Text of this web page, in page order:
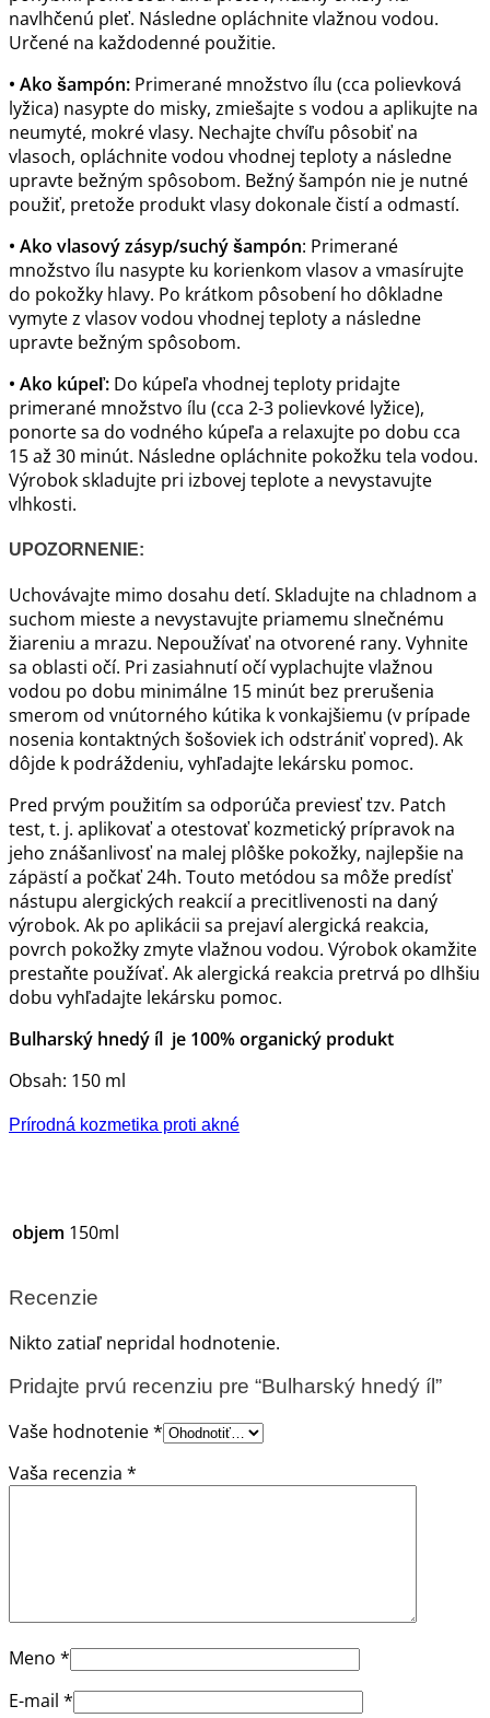
navlhčenú pleť. Následne opláchnite vlažnou vodou.
Určené na každodenné použitie.
• Ako šampón: Primerané množstvo ílu (cca polievková
lyžica) nasypte do misky, zmiešajte s vodou a aplikujte na
neumyté, mokré vlasy. Nechajte chvíľu pôsobiť na
vlasoch, opláchnite vodou vhodnej teploty a následne
upravte bežným spôsobom. Bežný šampón nie je nutné
použiť, pretože produkt vlasy dokonale čistí a odmastí.
• Ako vlasový zásyp/suchý šampón: Primerané
množstvo ílu nasypte ku korienkom vlasov a vmasírujte
do pokožky hlavy. Po krátkom pôsobení ho dôkladne
vymyte z vlasov vodou vhodnej teploty a následne
upravte bežným spôsobom.
• Ako kúpeľ: Do kúpeľa vhodnej teploty pridajte
primerané množstvo ílu (cca 2-3 polievkové lyžice),
ponorte sa do vodného kúpeľa a relaxujte po dobu cca
15 až 30 minút. Následne opláchnite pokožku tela vodou.
Výrobok skladujte pri izbovej teplote a nevystavujte
vlhkosti.
UPOZORNENIE:
Uchovávajte mimo dosahu detí. Skladujte na chladnom a
suchom mieste a nevystavujte priamemu slnečnému
žiareniu a mrazu. Nepoužívať na otvorené rany. Vyhnite
sa oblasti očí. Pri zasiahnutí očí vyplachujte vlažnou
vodou po dobu minimálne 15 minút bez prerušenia
smerom od vnútorného kútika k vonkajšiemu (v prípade
nosenia kontaktných šošoviek ich odstrániť vopred). Ak
dôjde k podráždeniu, vyhľadajte lekársku pomoc.
Pred prvým použitím sa odporúča previesť tzv. Patch
test, t. j. aplikovať a otestovať kozmetický prípravok na
jeho znášanlivosť na malej plôške pokožky, najlepšie na
zápästí a počkať 24h. Touto metódou sa môže predísť
nástupu alergických reakcií a precitlivenosti na daný
výrobok. Ak po aplikácii sa prejaví alergická reakcia,
povrch pokožky zmyte vlažnou vodou. Výrobok okamžite
prestaňte používať. Ak alergická reakcia pretrvá po dlhšiu
dobu vyhľadajte lekársku pomoc.
Bulharský hnedý íl je 100% organický produkt
Obsah: 150 ml
Prírodná kozmetika proti akné
objem 150ml
Recenzie
Nikto zatiaľ nepridal hodnotenie.
Pridajte prvú recenziu pre “Bulharský hnedý íl”
Vaše hodnotenie*
Vaša recenzia *
Meno *
E-mail *